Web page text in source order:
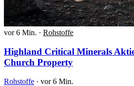
vor 6 Min. · Rohstoffe
Highland Critical Minerals
Church Property
Rohstoffe · vor 6 Min.